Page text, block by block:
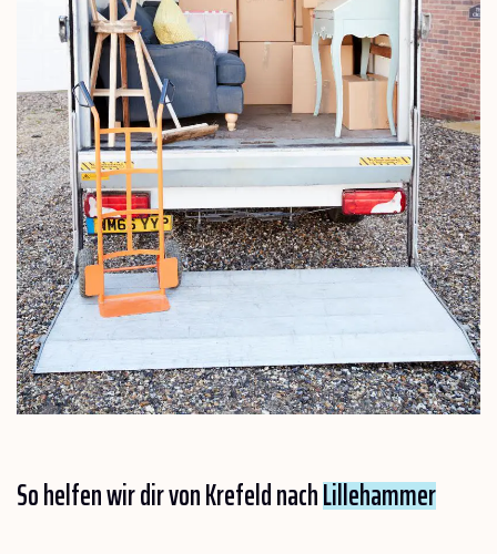
So helfen wir dir von Krefeld nachLillehammer